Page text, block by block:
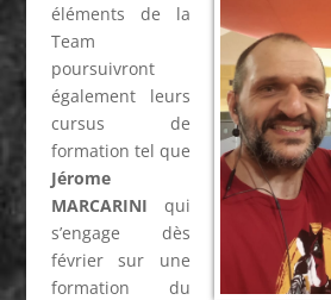
éléments de la
Team
poursuivront
également leurs
cursus de
formation tel que
Jérome
MARCARINI qui
s’engage dès
février sur une
formation du